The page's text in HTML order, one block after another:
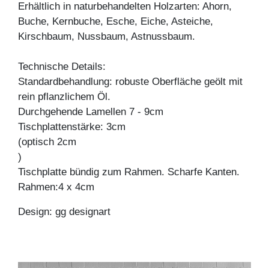
Erhältlich in naturbehandelten Holzarten: Ahorn,
Buche, Kernbuche, Esche, Eiche, Asteiche,
Kirschbaum, Nussbaum, Astnussbaum.
Technische Details:
Standardbehandlung: robuste Oberfläche geölt mit
rein pflanzlichem Öl.
Durchgehende Lamellen 7 - 9cm
Tischplattenstärke: 3cm
(optisch 2cm
)
Tischplatte bündig zum Rahmen. Scharfe Kanten.
Rahmen:4 x 4cm
Design: gg designart